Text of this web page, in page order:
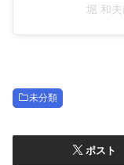
堀 和
未分類
ポスト